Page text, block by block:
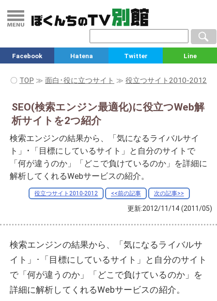
Facebook Hatena Twitter Line
〇 TOP ≫ 面白･役に立つサイト ≫ 役立つサイト2010-2012
SEO(検索エンジン最適化)に役立つWeb解
析サイトを2つ紹介
検索エンジンの結果から、「気になるライバルサイ
ト」･「目標にしているサイト」と自分のサイトで
「何が違うのか」「どこで負けているのか」を詳細に
解析してくれるWebサービスの紹介。
役立つサイト2010-2012 <<前の記事 次の記事>>
更新:2012/11/14 (2011/05)
検索エンジンの結果から、「気になるライバルサ
イト」･「目標にしているサイト」と自分のサイト
で「何が違うのか」「どこで負けているのか」を
詳細に解析してくれるWebサービスの紹介。